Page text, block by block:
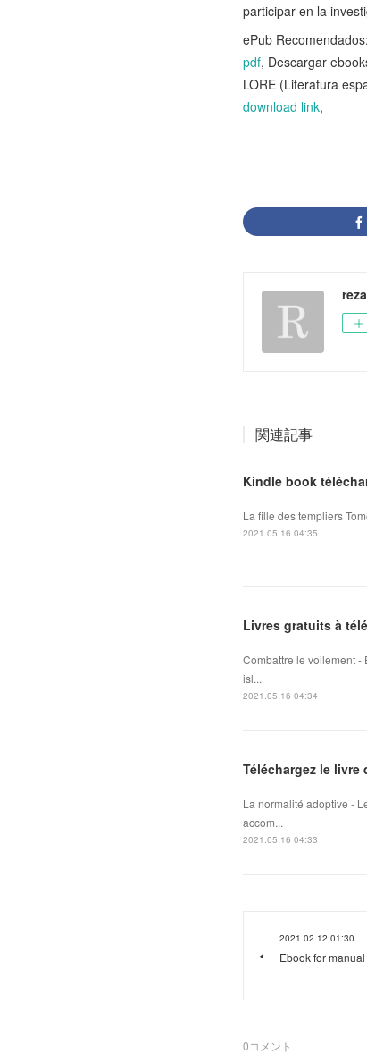
participar en la
ePub
pdf, Descargar
LORE (Literatura
download link,
関連記事
Kindle book
La fille des templiers
2021.05.16 04:35
Livres gratuits à
Combattre le voilement -
isl...
2021.05.16 04:34
Téléchargez le livre
La normalité adoptive -
accom...
2021.05.16 04:33
2021.02.12 01:30
Ebook for
0コメント